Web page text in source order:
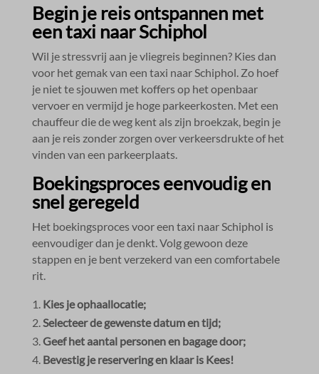
Begin je reis ontspannen met
een taxi naar Schiphol
Wil je stressvrij aan je vliegreis beginnen? Kies dan
voor het gemak van een taxi naar Schiphol.​ Zo hoef
je niet te sjouwen met koffers op het openbaar
vervoer en vermijd je hoge parkeerkosten.​ Met een
chauffeur die de weg kent als zijn broekzak, begin je
aan je reis zonder zorgen over verkeersdrukte of het
vinden van een parkeerplaats.​
Boekingsproces eenvoudig en
snel geregeld
Het boekingsproces voor een taxi naar Schiphol is
eenvoudiger dan je denkt.​ Volg gewoon deze
stappen en je bent verzekerd van een comfortabele
rit.​
Kies je ophaallocatie;
Selecteer de gewenste datum en tijd;
Geef het aantal personen en bagage door;
Bevestig je reservering en klaar is Kees!